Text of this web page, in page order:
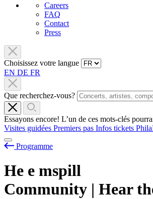
Careers
FAQ
Contact
Press
Choisissez votre langue
EN DE FR
Que recherchez-vous?
Essayons encore! L’un de ces mots-clés
Visites guidées Premiers pas Infos tickets
Programme
He e mspill
Community | Hear